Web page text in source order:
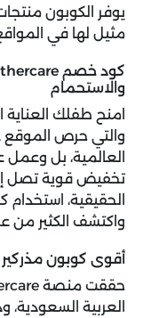
مثيل لها في المواقع
والاستحمام
امنح طفلك العناية
والتي حرص الموقع
العالمية، بل
واكتشف الكثير من
أقوى كوبون
العربية